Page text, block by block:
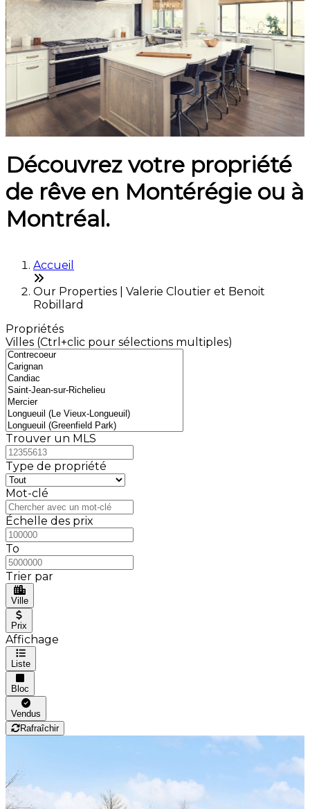
Découvrez votre propriété
de rêve en Montérégie ou à
Montréal.
Accueil
Our Properties | Valerie Cloutier et Benoit
Robillard
Propriétés
Villes (Ctrl+clic pour sélections multiples)
Trouver un MLS
Type de propriété
Mot-clé
Échelle des prix
To
Trier par
Ville
Prix
Affichage
Liste
Bloc
Vendus
Rafraîchir